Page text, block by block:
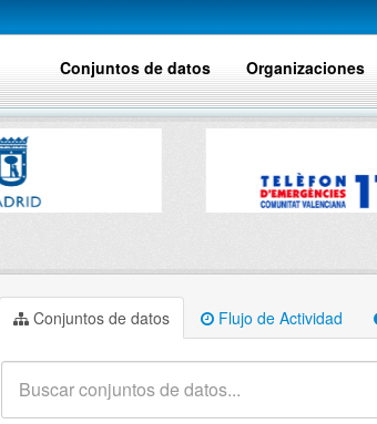
Conjuntos de datos Organizaciones
Conjuntos de datos Flujo de Actividad